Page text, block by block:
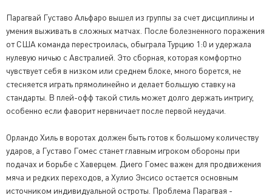
Парагвай Густаво Альфаро вышел из группы за счет дисциплины и
умения выживать в сложных матчах. После болезненного поражения
от США команда перестроилась, обыграла Турцию 1:0 и удержала
нулевую ничью с Австралией. Это сборная, которая комфортно
чувствует себя в низком или среднем блоке, много борется, не
стесняется играть прямолинейно и делает большую ставку на
стандарты. В плей-офф такой стиль может долго держать интригу,
особенно если фаворит нервничает после первой неудачи.
Орландо Хиль в воротах должен быть готов к большому количеству
ударов, а Густаво Гомес станет главным игроком обороны при
подачах и борьбе с Хаверцем. Диего Гомес важен для продвижения
мяча и редких переходов, а Хулио Энсисо остается основным
источником индивидуальной остроты. Проблема Парагвая -